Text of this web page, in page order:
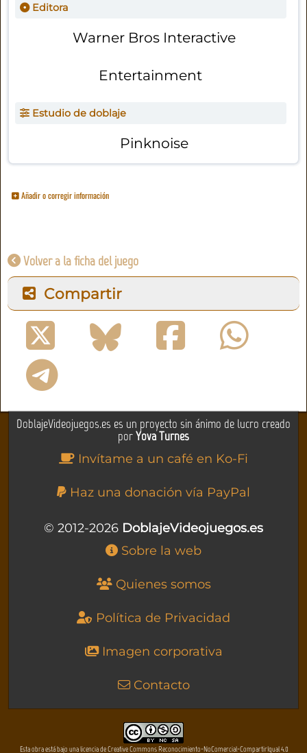
Editora
Warner Bros Interactive
Entertainment
Estudio de doblaje
Pinknoise
Añadir o corregir información
Volver a la ficha del juego
Compartir
DoblajeVideojuegos.es es un proyecto sin ánimo de lucro creado
porYova Turnes
Invítame a un café en Ko-Fi
Haz una donación vía PayPal
© 2012-2026 DoblajeVideojuegos.es
Sobre la web
Quienes somos
Política de Privacidad
Imagen corporativa
Contacto
Esta obra está bajo una licencia de Creative Commons Reconocimiento-NoComercial-CompartirIgual 4.0